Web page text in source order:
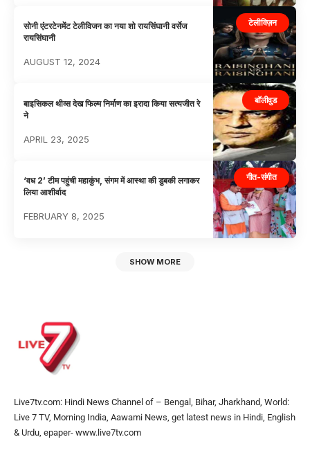
टेलीविज़न
सोनी एंटरटेनमेंट टेलीविजन का नया शो रायसिंघानी वर्सेज
रायसिंघानी
AUGUST 12, 2024
बॉलीवुड
बाइसिकल थीव्स देख फिल्म निर्माण का इरादा किया सत्यजीत रे
ने
APRIL 23, 2025
गीत-संगीत
‘वध 2’ टीम पहुंची महाकुंभ, संगम में आस्था की डुबकी लगाकर
लिया आशीर्वाद
FEBRUARY 8, 2025
SHOW MORE
Live7tv.com: Hindi News Channel of – Bengal, Bihar, Jharkhand, World:
Live 7 TV, Morning India, Aawami News, get latest news in Hindi, English
& Urdu, epaper- www.live7tv.com